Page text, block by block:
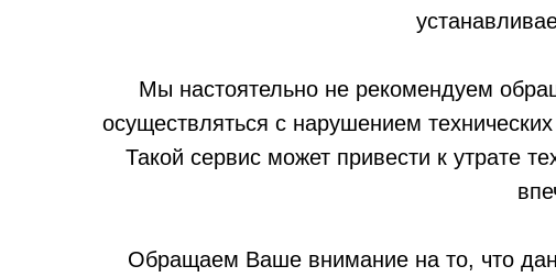
Мы настоятельно не рекомендуем
осуществляться с нарушением
Такой сервис может привести к утрате
Обращаем Ваше внимание на то, что